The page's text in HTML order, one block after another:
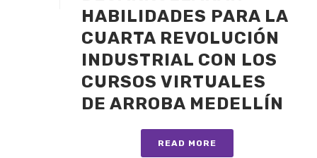
HABILIDADES PARA LA
CUARTA REVOLUCIÓN
INDUSTRIAL CON LOS
CURSOS VIRTUALES
DE ARROBA MEDELLÍN
READ MORE